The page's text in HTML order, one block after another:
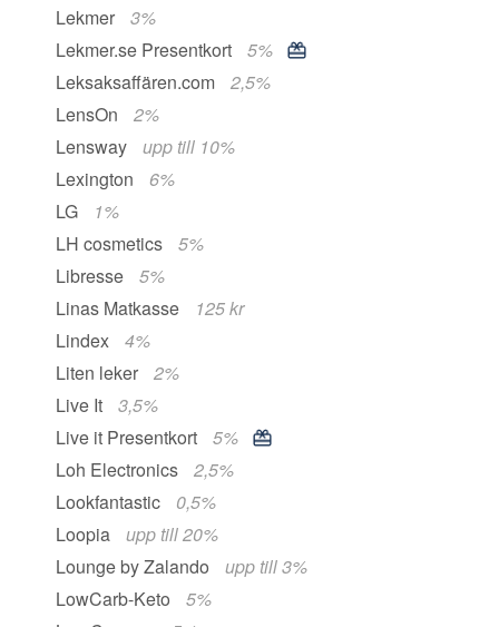
Lekmer
3%
Lekmer.se Presentkort
5%
Leksaksaffären.com
2,5%
LensOn
2%
Lensway
upp till 10%
Lexington
6%
LG
1%
LH cosmetics
5%
Libresse
5%
Linas Matkasse
125 kr
Lindex
4%
Liten leker
2%
Live It
3,5%
Live it Presentkort
5%
Loh Electronics
2,5%
Lookfantastic
0,5%
Loopia
upp till 20%
Lounge by Zalando
upp till 3%
LowCarb-Keto
5%